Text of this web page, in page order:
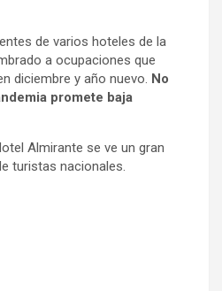
de varios hoteles de la
a ocupaciones que
diciembre y año nuevo. No
promete baja